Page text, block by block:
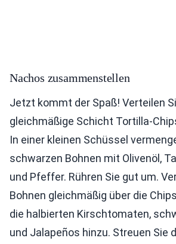
Nachos zusammenstellen
Jetzt kommt der Spaß! Verteilen
gleichmäßige Schicht Tortilla-
In einer kleinen Schüssel
schwarzen Bohnen mit Olivenöl,
und Pfeffer. Rühren Sie gut um.
Bohnen gleichmäßig über die
die halbierten Kirschtomaten,
und Jalapeños hinzu. Streuen Sie